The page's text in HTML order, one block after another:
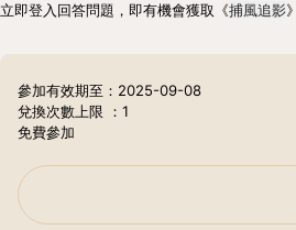
參加有效期至：2025-09-08
兌換次數上限
：1
免費參加
立即登入回答問題，即有機會獲取《捕風追影